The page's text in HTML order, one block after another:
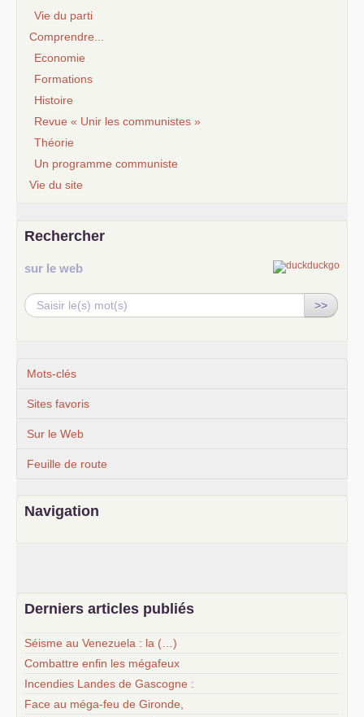
Vie du parti
Comprendre...
Economie
Formations
Histoire
Revue « Unir les communistes »
Théorie
Un programme communiste
Vie du site
Rechercher
sur le web
>>
Mots-clés
Sites favoris
Sur le Web
Feuille de route
Navigation
Derniers articles publiés
Séisme au Venezuela : la (…)
Combattre enfin les mégafeux
Incendies Landes de Gascogne :
Face au méga-feu de Gironde,